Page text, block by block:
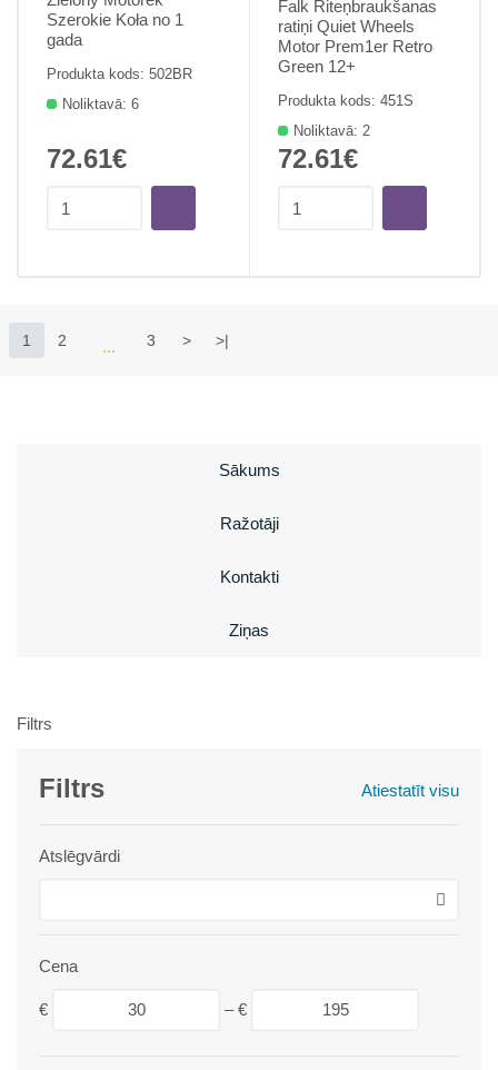
Filtrs
Filtrs Atiestatīt visu
Atslēgvārdi
Cena
€ – €
Szerokie Koła no 1
gada
Produkta kods: 502BR
Noliktavā: 6
72.61€
Falk Riteņbraukšanas
ratiņi Quiet Wheels
Motor Prem1er Retro
Green 12+
Produkta kods: 451S
Noliktavā: 2
72.61€
1 2 3 > >|
Sākums
Ražotāji
Kontakti
Ziņas